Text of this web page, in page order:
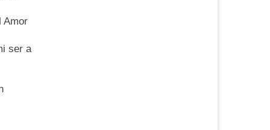
Amor
ser a